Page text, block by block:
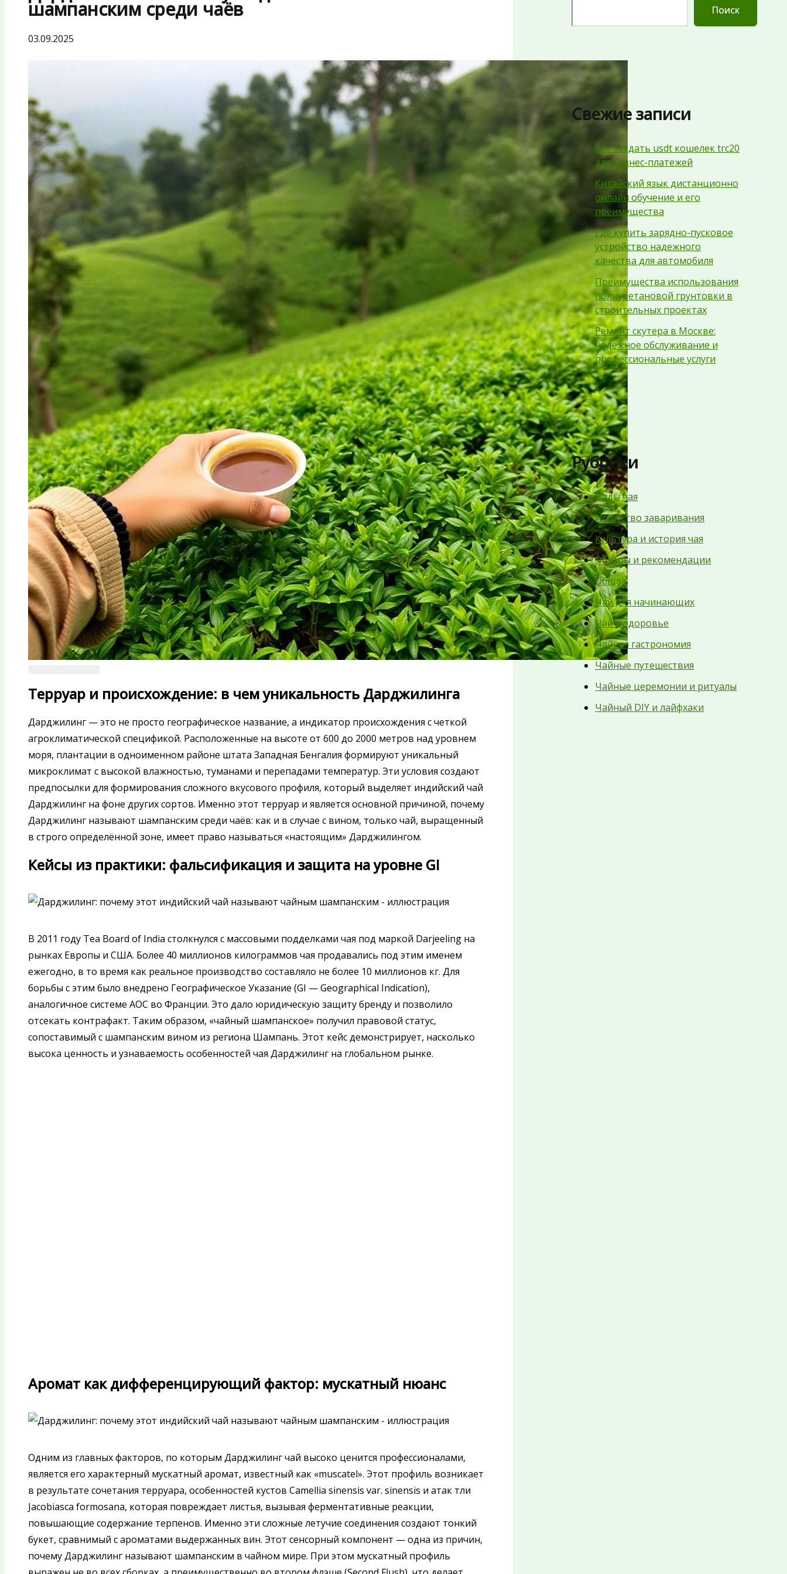
шампанским среди чаёв
03.09.2025
Терруар и происхождение: в чем уникальность Дарджилинга
Дарджилинг — это не просто географическое название, а индикатор происхождения с четкой
агроклиматической спецификой. Расположенные на высоте от 600 до 2000 метров над уровнем
моря, плантации в одноименном районе штата Западная Бенгалия формируют уникальный
микроклимат с высокой влажностью, туманами и перепадами температур. Эти условия создают
предпосылки для формирования сложного вкусового профиля, который выделяет индийский чай
Дарджилинг на фоне других сортов. Именно этот терруар и является основной причиной, почему
Дарджилинг называют шампанским среди чаёв: как и в случае с вином, только чай, выращенный
в строго определённой зоне, имеет право называться «настоящим» Дарджилингом.
Кейсы из практики: фальсификация и защита на уровне GI
В 2011 году Tea Board of India столкнулся с массовыми подделками чая под маркой Darjeeling на
рынках Европы и США. Более 40 миллионов килограммов чая продавались под этим именем
ежегодно, в то время как реальное производство составляло не более 10 миллионов кг. Для
борьбы с этим было внедрено Географическое Указание (GI — Geographical Indication),
аналогичное системе AOC во Франции. Это дало юридическую защиту бренду и позволило
отсекать контрафакт. Таким образом, «чайный шампанское» получил правовой статус,
сопоставимый с шампанским вином из региона Шампань. Этот кейс демонстрирует, насколько
высока ценность и узнаваемость особенностей чая Дарджилинг на глобальном рынке.
Аромат как дифференцирующий фактор: мускатный нюанс
Одним из главных факторов, по которым Дарджилинг чай высоко ценится профессионалами,
является его характерный мускатный аромат, известный как «muscatel». Этот профиль возникает
в результате сочетания терруара, особенностей кустов Camellia sinensis var. sinensis и атак тли
Jacobiasca formosana, которая повреждает листья, вызывая ферментативные реакции,
повышающие содержание терпенов. Именно эти сложные летучие соединения создают тонкий
букет, сравнимый с ароматами выдержанных вин. Этот сенсорный компонент — одна из причин,
почему Дарджилинг называют шампанским в чайном мире. При этом мускатный профиль
Поиск
Свежие записи
Как создать usdt кошелек trc20
для бизнес-платежей
Китайский язык дистанционно
онлайн обучение и его
преимущества
Где купить зарядно-пусковое
устройство надежного
качества для автомобиля
Преимущества использования
полиуретановой грунтовки в
строительных проектах
Ремонт скутера в Москве:
надежное обслуживание и
профессиональные услуги
Рубрики
Виды чая
Искусство заваривания
Культура и история чая
Обзоры и рекомендации
Общая
Чай для начинающих
Чай и здоровье
Чайная гастрономия
Чайные путешествия
Чайные церемонии и ритуалы
Чайный DIY и лайфхаки